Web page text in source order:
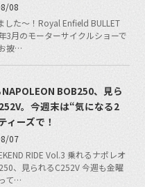
08
した〜！Royal Enfield BULLET
3月のモーターサイクルショーで
披…
BOB250、見ら
。今週末は“気になる2
ィーズで！
07
RIDE Vol.3 乗れるナポレオ
、見られるC252V 今週も金曜
て…